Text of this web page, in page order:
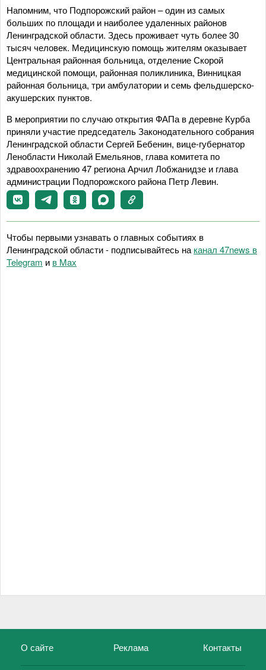
Напомним, что Подпорожский район – один из самых
больших по площади и наиболее удаленных районов
Ленинградской области. Здесь проживает чуть более 30
тысяч человек. Медицинскую помощь жителям оказывает
Центральная районная больница, отделение Скорой
медицинской помощи, районная поликлиника, Винницкая
районная больница, три амбулатории и семь фельдшерско-
акушерских пунктов.
В мероприятии по случаю открытия ФАПа в деревне Курба
приняли участие председатель Законодательного собрания
Ленинградской области Сергей Бебенин, вице-губернатор
Ленобласти Николай Емельянов, глава комитета по
здравоохранению 47 региона Арчил Лобжанидзе и глава
администрации Подпорожского района Петр Левин.
Чтобы первыми узнавать о главных событиях в
Ленинградской области - подписывайтесь на канал 47news в
Telegram и в Maх
О сайте Реклама Контакты